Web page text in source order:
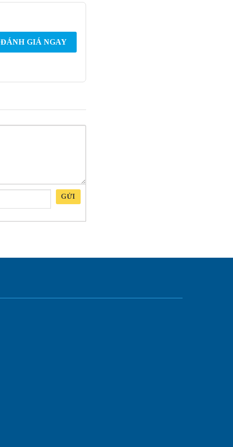
ĐÁNH GIÁ NGAY
GỬI